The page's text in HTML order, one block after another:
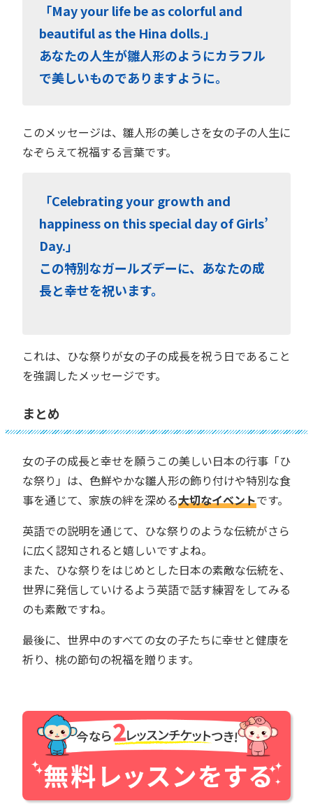
「May your life be as colorful and
beautiful as the Hina dolls.」
あなたの人生が雛人形のようにカラフル
で美しいものでありますように。
このメッセージは、雛人形の美しさを女の子の人生に
なぞらえて祝福する言葉です。
「Celebrating your growth and
happiness on this special day of Girls’
Day.」
この特別なガールズデーに、あなたの成
長と幸せを祝います。
これは、ひな祭りが女の子の成長を祝う日であること
を強調したメッセージです。
まとめ
女の子の成長と幸せを願うこの美しい日本の行事「ひ
な祭り」は、色鮮やかな雛人形の飾り付けや特別な食
事を通じて、家族の絆を深める大切なイベントです。
英語での説明を通じて、ひな祭りのような伝統がさら
に広く認知されると嬉しいですよね。
また、ひな祭りをはじめとした日本の素敵な伝統を、
世界に発信していけるよう英語で話す練習をしてみる
のも素敵ですね。
最後に、世界中のすべての女の子たちに幸せと健康を
祈り、桃の節句の祝福を贈ります。